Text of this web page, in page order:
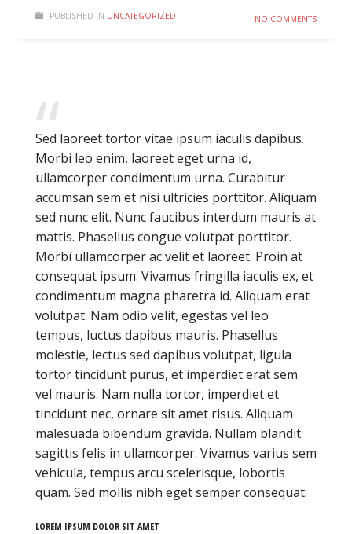
PUBLISHED IN UNCATEGORIZED NO COMMENTS
Sed laoreet tortor vitae ipsum iaculis dapibus.
Morbi leo enim, laoreet eget urna id,
ullamcorper condimentum urna. Curabitur
accumsan sem et nisi ultricies porttitor. Aliquam
sed nunc elit. Nunc faucibus interdum mauris at
mattis. Phasellus congue volutpat porttitor.
Morbi ullamcorper ac velit et laoreet. Proin at
consequat ipsum. Vivamus fringilla iaculis ex, et
condimentum magna pharetra id. Aliquam erat
volutpat. Nam odio velit, egestas vel leo
tempus, luctus dapibus mauris. Phasellus
molestie, lectus sed dapibus volutpat, ligula
tortor tincidunt purus, et imperdiet erat sem
vel mauris. Nam nulla tortor, imperdiet et
tincidunt nec, ornare sit amet risus. Aliquam
malesuada bibendum gravida. Nullam blandit
sagittis felis in ullamcorper. Vivamus varius sem
vehicula, tempus arcu scelerisque, lobortis
quam. Sed mollis nibh eget semper consequat.
LOREM IPSUM DOLOR SIT AMET